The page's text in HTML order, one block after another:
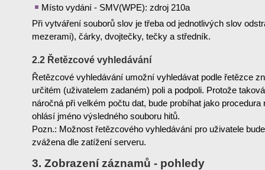
Místo vydání - SMV(WPE): zdroj 210a
Při vytváření souborů slov je třeba od jednotlivých slov
mezerami), čárky, dvojtečky, tečky a středník.
2.2 Řetězcové vyhledávání
Řetězcové vyhledávání umožní vyhledávat podle řetězce
určitém (uživatelem zadaném) poli a podpoli. Protože
náročná při velkém počtu dat, bude probíhat jako
ohlásí jméno výsledného souboru hitů.
Pozn.: Možnost řetězcového vyhledávání pro uživatele
zvážena dle zatížení serveru.
3. Zobrazení záznamů - pohledy